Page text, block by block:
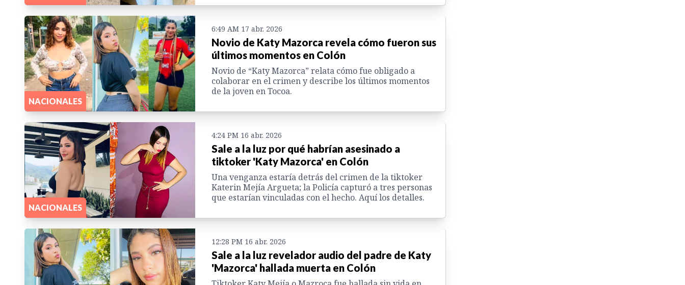
NACIONALES
6:49 AM 17 abr. 2026
Novio de Katy Mazorca revela cómo fueron sus
últimos momentos en Colón
Novio de “Katy Mazorca” relata cómo fue obligado a
colaborar en el crimen y describe los últimos momentos
de la joven en Tocoa.
NACIONALES
4:24 PM 16 abr. 2026
Sale a la luz por qué habrían asesinado a
tiktoker 'Katy Mazorca' en Colón
Una venganza estaría detrás del crimen de la tiktoker
Katerin Mejía Argueta; la Policía capturó a tres personas
que estarían vinculadas con el hecho. Aquí los detalles.
12:28 PM 16 abr. 2026
Sale a la luz revelador audio del padre de Katy
'Mazorca' hallada muerta en Colón